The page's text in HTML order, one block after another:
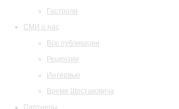
Гастроли
СМИ о нас
Все публикации
Рецензии
Интервью
Время Шостаковича
Партнеры